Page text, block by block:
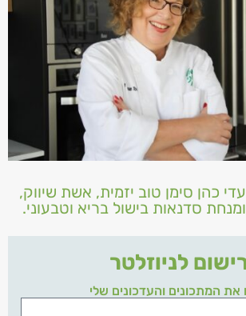
כהן סימן טוב יזמית, אשת שיווק,
סדנאות בישול בריא וטבעוני.
לניוזלטר
את המתכונים והעדכונים שלי